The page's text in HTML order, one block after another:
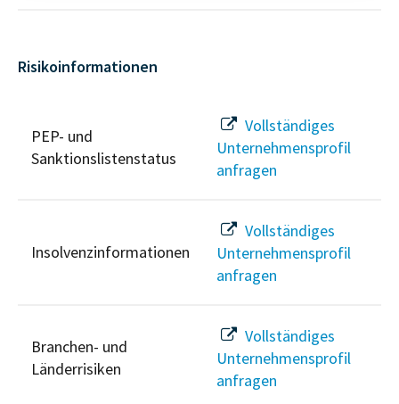
Risikoinformationen
PEP- und
Sanktionslistenstatus
Vollständiges
Unternehmensprofil
anfragen
Insolvenzinformationen
Vollständiges
Unternehmensprofil
anfragen
Branchen- und
Länderrisiken
Vollständiges
Unternehmensprofil
anfragen